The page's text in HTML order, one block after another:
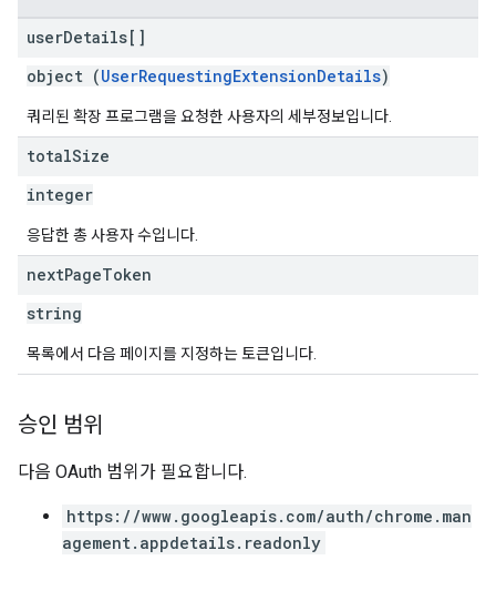
userDetails[]
object (UserRequestingExtensionDetails)
쿼리된 확장 프로그램을 요청한 사용자의 세부정보입니다.
totalSize
integer
응답한 총 사용자 수입니다.
nextPageToken
string
목록에서 다음 페이지를 지정하는 토큰입니다.
승인 범위
다음 OAuth 범위가 필요합니다.
https://www.googleapis.com/auth/chrome.man
agement.appdetails.readonly